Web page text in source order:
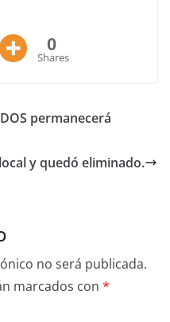
0
Shares
permanecerá
y quedó eliminado.
no será publicada.
marcados con *